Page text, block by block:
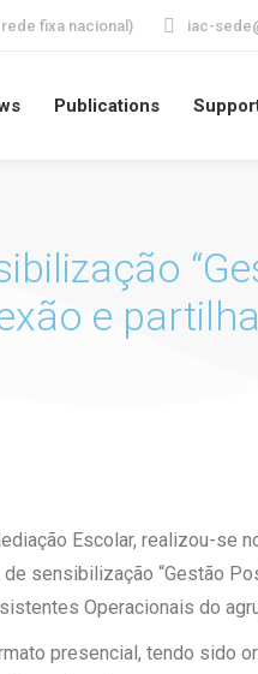
rede fixa nacional) iac-
Publications
e
Escolar, realizou-se
sensibilização “Gestão
Operacionais do
presencial, tendo sido